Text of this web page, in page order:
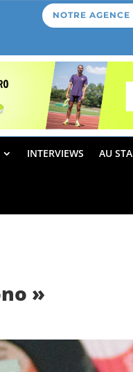
NOTRE AGENCE
INTERVIEWS AU
»